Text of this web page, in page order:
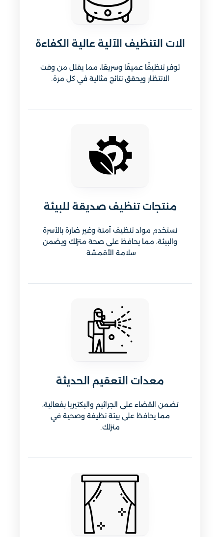
الات التنظيف الآلية عالية الكفاءة
توفر تنظيفًا عميقًا وسريعًا، مما يقلل من وقت
الانتظار ويحقق نتائج مثالية في كل مرة.
منتجات تنظيف صديقة للبيئة
نستخدم مواد تنظيف آمنة وغير ضارة بالأسرة
والبيئة، مما يحافظ على صحة منزلك ويضمن
سلامة الأقمشة.
معدات التعقيم الحديثة
تضمن القضاء على الجراثيم والبكتيريا بفعالية،
مما يحافظ على بيئة نظيفة وصحية في
منزلك.